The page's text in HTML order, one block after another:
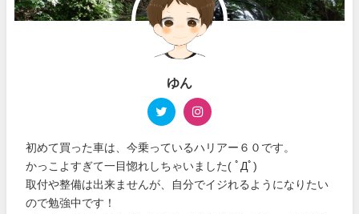
ゆん
初めて買った車は、今乗っているハリアー６０です。
かっこよすぎて一目惚れしちゃいました( ﾟДﾟ)
取付や整備は出来ませんが、自分でイジれるようになりたい
ので勉強中です！